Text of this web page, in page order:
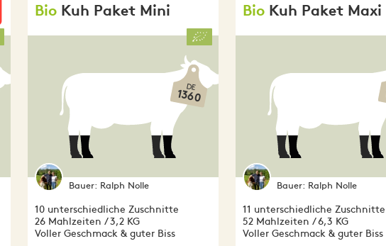
Bio Kuh Paket Mini
DE
1360
Bauer: Ralph Nolle
10 unterschiedliche Zuschnitte
26 Mahlzeiten / 3,2 KG
Voller Geschmack & guter Biss
Bio Kuh Paket Maxi
Bauer: Ralph Nolle
11 unterschiedliche Zuschnitte
52 Mahlzeiten / 6,3 KG
Voller Geschmack & guter Biss